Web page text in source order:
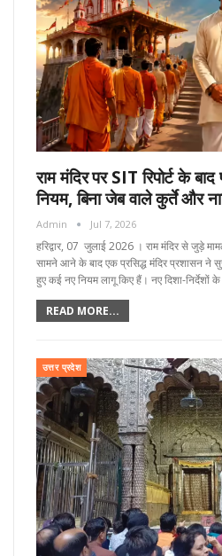
राम मंदिर पर SIT रिपोर्ट के
नियम, बिना जेब वाले कुर्ते और
Admin Jul 7, 2026
हरिद्वार, 07 जुलाई 2026 । राम मंदिर से जुड़े
सामने आने के बाद एक प्रसिद्ध मंदिर प्रशासन ने
हुए कई नए नियम लागू किए हैं। नए दिशा-निर्देशों
READ MORE...
उत्तर प्रदेश